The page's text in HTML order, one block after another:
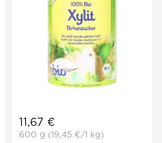
11,67 €
600 g (19,45 €/1 kg)